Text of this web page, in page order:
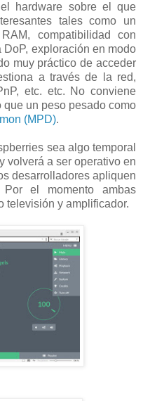
hardware sobre el que
tales como un
compatibilidad con
exploración en modo
muy práctico de acceder
a través de la red,
etc. etc. No conviene
un peso pesado como
(MPD).
sea algo temporal
volverá a ser operativo en
desarrolladores apliquen
Por el momento ambas
televisión y amplificador.